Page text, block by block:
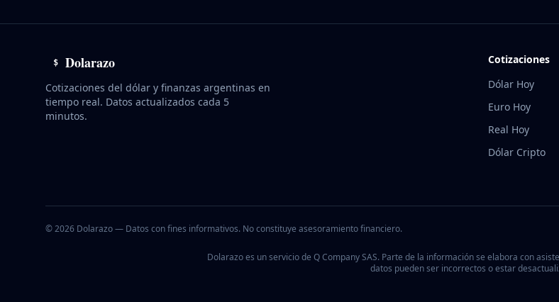
$ Dolarazo
Cotizaciones del dólar y finanzas argentinas en
tiempo real. Datos actualizados cada 5
minutos.
Cotizaciones
Dólar Hoy
Euro Hoy
Real Hoy
Dólar Cripto
©2026 Dolarazo — Datos con fines informativos. No constituye asesoramiento financiero.
Dolarazo es un servicio de Q Company SAS. Parte de la información se elabora con
datos pueden ser incorrectos o estar